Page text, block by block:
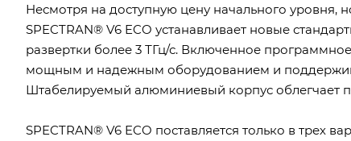
Несмотря на доступную цену начального уровня,
SPECTRAN® V6 ECO устанавливает новые
развертки более 3 ТГц/с. Включенное
мощным и надежным оборудованием и
Штабелируемый алюминиевый корпус облегчает
SPECTRAN® V6 ECO поставляется только в трех